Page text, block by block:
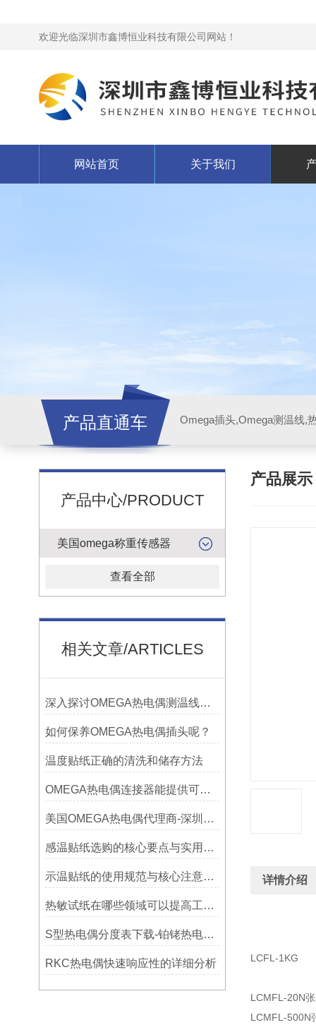
欢迎光临深圳市鑫博恒业科技有限公司网站！
网站首页 关于我们
产品直通车
产品中心/PRODUCT
美国omega称重传感器
查看全部
相关文章/ARTICLES
深入探讨OMEGA热电偶测温线的制作工艺
如何保养OMEGA热电偶插头呢？
温度贴纸正确的清洗和储存方法
OMEGA热电偶连接器能提供可靠的信号传输
美国OMEGA热电偶代理商-深圳鑫博恒业-热电偶测温感温线和插头插座连接器
感温贴纸选购的核心要点与实用建议
示温贴纸的使用规范与核心注意事项解读
热敏试纸在哪些领域可以提高工作效率？
S型热电偶分度表下载-铂铑热电偶分度表
RKC热电偶快速响应性的详细分析
产品展示
详情介绍
LCFL-1KG
LCMFL-20N
LCMFL-500N